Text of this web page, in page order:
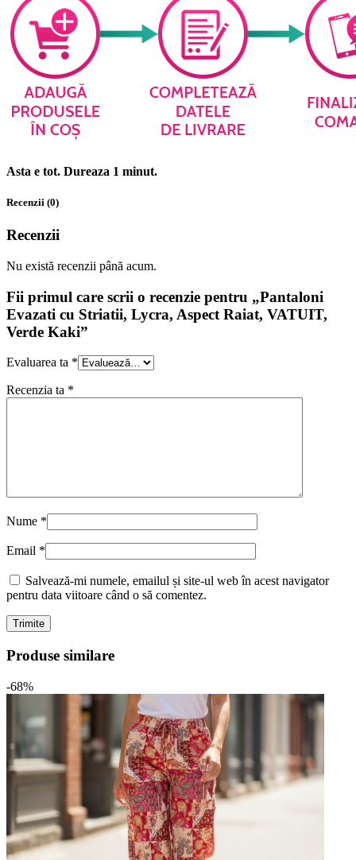
Asta e tot. Dureaza 1 minut.
Recenzii (0)
Recenzii
Nu există recenzii până acum.
Fii primul care scrii o recenzie pentru „Pantaloni
Evazati cu Striatii, Lycra, Aspect Raiat, VATUIT,
Verde Kaki”
Evaluarea ta *
Recenzia ta *
Nume *
Email *
Salvează-mi numele, emailul și site-ul web în acest navigator
pentru data viitoare când o să comentez.
Produse similare
-68%